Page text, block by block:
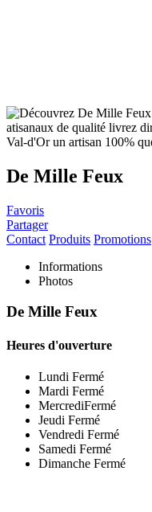
De Mille Feux
Favoris
Partager
Contact Produits Promotions
Informations
Photos
De Mille Feux
Heures d'ouverture
Lundi Fermé
Mardi Fermé
MercrediFermé
Jeudi Fermé
Vendredi Fermé
Samedi Fermé
Dimanche Fermé